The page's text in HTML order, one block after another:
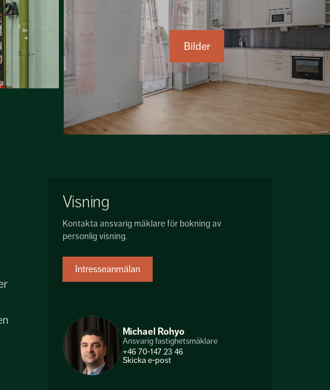
Bilder
Visning
Kontakta ansvarig mäklare för bokning av
personlig visning.
Intresseanmälan
Michael Rohyo
Ansvarig fastighetsmäklare
+46 70-147 23 46
Skicka e-post